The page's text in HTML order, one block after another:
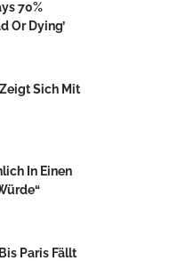
70%
Or Dying’
Sich Mit
In Einen
Paris Fällt